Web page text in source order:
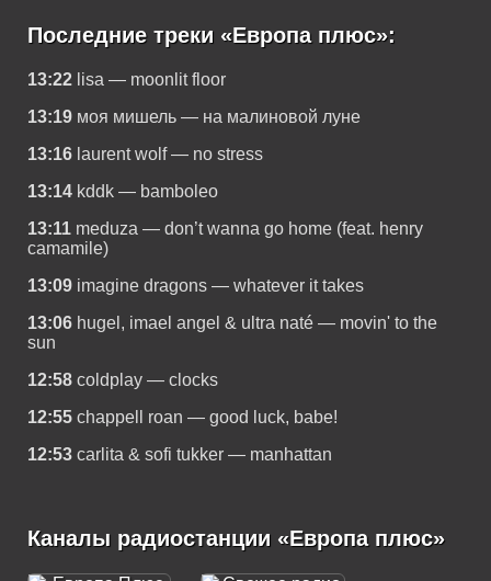
Последние треки «Европа плюс»:
13:22 lisa — moonlit floor
13:19 моя мишель — на малиновой луне
13:16 laurent wolf — no stress
13:14 kddk — bamboleo
13:11 meduza — don’t wanna go home (feat. henry
camamile)
13:09 imagine dragons — whatever it takes
13:06 hugel, imael angel & ultra naté — movin' to the
sun
12:58 coldplay — clocks
12:55 chappell roan — good luck, babe!
12:53 carlita & sofi tukker — manhattan
Каналы радиостанции «Европа плюс»